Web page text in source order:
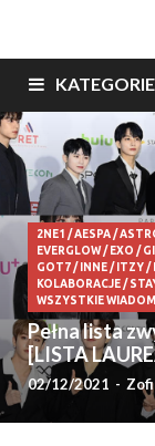
KATEGORIE
2NE1 /AESPA/
EVERGLOW/ EXO /
GOT7/ INNE/ ITZY/
KOLABORACJE/
WSZYSTKIE
Pełna lista
[LISTA
02/12/2021 -